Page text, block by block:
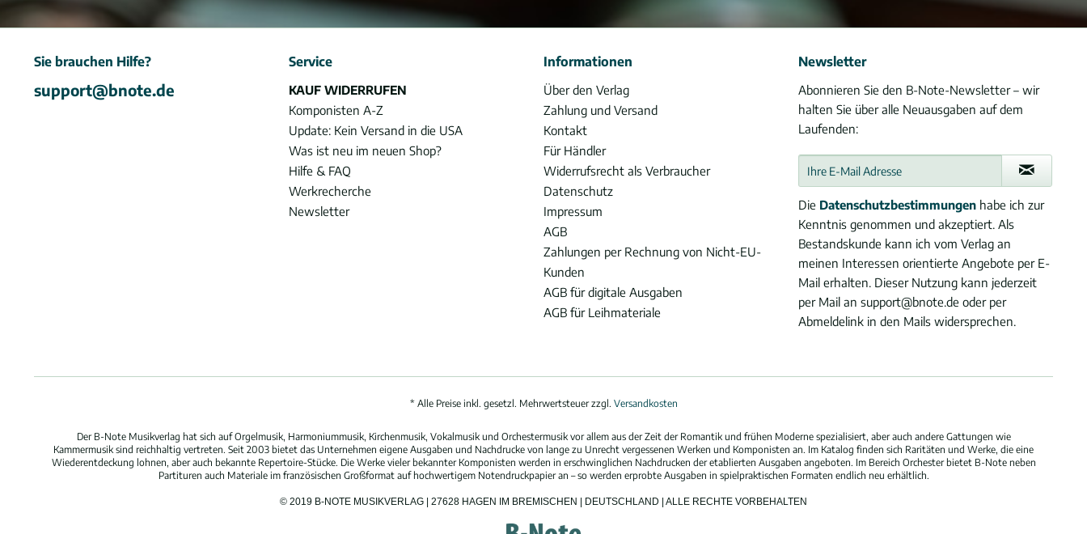
Sie brauchen Hilfe?
support@bnote.de
Service
KAUF WIDERRUFEN
Komponisten A-Z
Update: Kein Versand in die USA
Was ist neu im neuen Shop?
Hilfe & FAQ
Werkrecherche
Newsletter
Informationen
Über den Verlag
Zahlung und Versand
Kontakt
Für Händler
Widerrufsrecht als Verbraucher
Datenschutz
Impressum
AGB
Zahlungen per Rechnung von Nicht-EU-
Kunden
AGB für digitale Ausgaben
AGB für Leihmateriale
Newsletter
Abonnieren Sie den B-Note-Newsletter – wir
halten Sie über alle Neuausgaben auf dem
Laufenden:
Die Datenschutzbestimmungen habe ich zur
Kenntnis genommen und akzeptiert. Als
Bestandskunde kann ich vom Verlag an
meinen Interessen orientierte Angebote per E-
Mail erhalten. Dieser Nutzung kann jederzeit
per Mail an support@bnote.de oder per
Abmeldelink in den Mails widersprechen.
* Alle Preise inkl. gesetzl. Mehrwertsteuer zzgl. Versandkosten
Der B-Note Musikverlag hat sich auf Orgelmusik, Harmoniummusik, Kirchenmusik, Vokalmusik und Orchestermusik vor allem aus der Zeit der Romantik und frühen Moderne spezialisiert, aber auch andere Gattungen wie
Kammermusik sind reichhaltig vertreten. Seit 2003 bietet das Unternehmen eigene Ausgaben und Nachdrucke von lange zu Unrecht vergessenen Werken und Komponisten an. Im Katalog finden sich Raritäten und Werke, die eine
Wiederentdeckung lohnen, aber auch bekannte Repertoire-Stücke. Die Werke vieler bekannter Komponisten werden in erschwinglichen Nachdrucken der etablierten Ausgaben angeboten. Im Bereich Orchester bietet B-Note neben
Partituren auch Materiale im französischen Großformat auf hochwertigem Notendruckpapier an – so werden erprobte Ausgaben in spielpraktischen Formaten endlich neu erhältlich.
© 2019 B-NOTE MUSIKVERLAG | 27628 HAGEN IM BREMISCHEN | DEUTSCHLAND | ALLE RECHTE VORBEHALTEN